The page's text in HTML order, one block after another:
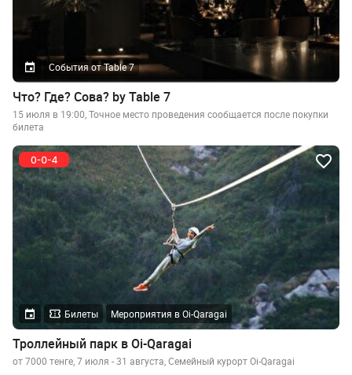
События от Table 7
Что? Где? Сова? by Table 7
15 июля в 19:00, Точное место проведения сообщается после покупки
билета
Билеты Мероприятия в Oi-Qaragai
Троллейный парк в Oi-Qaragai
от 7000 тенге, 7 июля - 31 августа, Семейный курорт Oi-Qaragai